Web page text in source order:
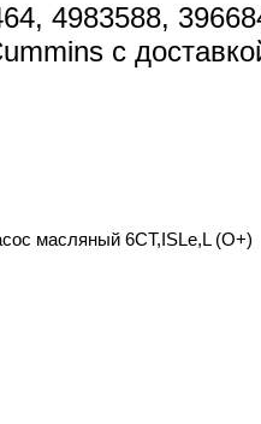
4983588,
с
масляный 6CT,ISLe,L (О+)